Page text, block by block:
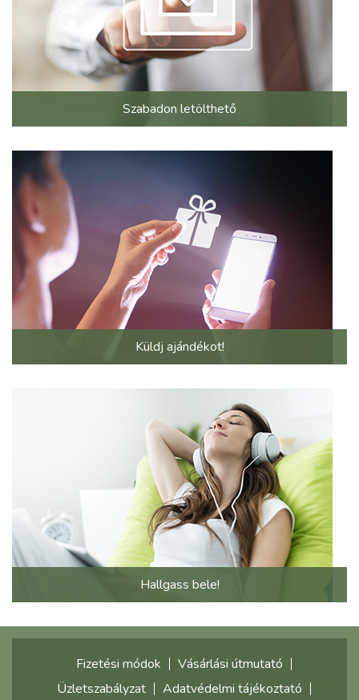
Szabadon letölthető
Küldj ajándékot!
Hallgass bele!
Fizetési módok
Vásárlási útmutató
Üzletszabályzat
Adatvédelmi tájékoztató